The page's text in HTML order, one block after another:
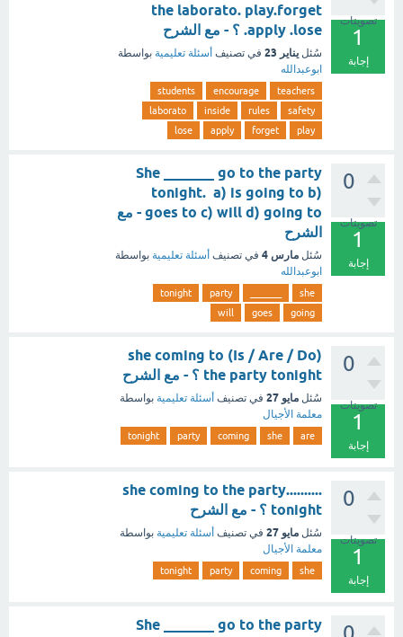
تصويتات
1
إجابة
the laborato. play.forget
.apply .lose ؟ - مع الشرح
سُئل يناير 23 في تصنيف أسئلة تعليمية بواسطة
ابوعبدالله
teachers
encourage
students
safety
rules
inside
laborato
play
forget
apply
lose
0
تصويتات
1
إجابة
She _______ go to the party
tonight. a) is going to b)
goes to c) will d) going to - مع
الشرح
سُئل مارس 4 في تصنيف أسئلة تعليمية بواسطة
ابوعبدالله
she
party
tonight
going
goes
will
0
تصويتات
1
إجابة
(Is / Are / Do) she coming to
the party tonight ؟ - مع الشرح
سُئل مايو 27 في تصنيف أسئلة تعليمية بواسطة
معلمة الأجيال
are
she
coming
party
tonight
0
تصويتات
1
إجابة
..........she coming to the party
tonight ؟ - مع الشرح
سُئل مايو 27 في تصنيف أسئلة تعليمية بواسطة
معلمة الأجيال
she
coming
party
tonight
She _______ go to the party